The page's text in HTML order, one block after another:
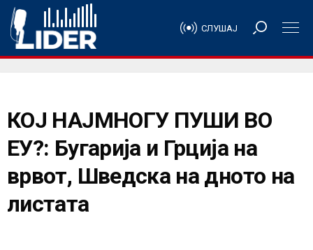
СЛУШАЈ
КОЈ НАЈМНОГУ ПУШИ ВО
ЕУ?: Бугарија и Грција на
врвот, Шведска на дното на
листата